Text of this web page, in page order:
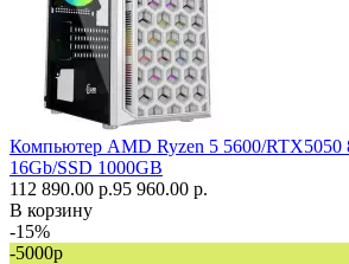
Компьютер AMD Ryzen 5 5600/RTX5050
16Gb/SSD 1000GB
112 890.00 р.95 960.00 р.
В корзину
-15%
-5000р